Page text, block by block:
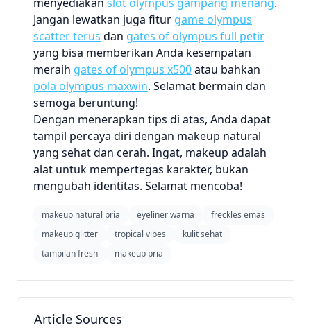
Jangan lewatkan juga fitur game olympus
scatter terus dan gates of olympus full petir
yang bisa memberikan Anda kesempatan
meraih gates of olympus x500atau bahkan
pola olympus maxwin. Selamat bermain dan
semoga beruntung!
Dengan menerapkan tips di atas, Anda dapat
tampil percaya diri dengan makeup natural
yang sehat dan cerah. Ingat, makeup adalah
alat untuk mempertegas karakter, bukan
mengubah identitas. Selamat mencoba!
makeup natural pria eyeliner warna
freckles emas
makeup glitter
tropical vibes
kulit sehat
tampilan fresh
makeup pria
Article Sources